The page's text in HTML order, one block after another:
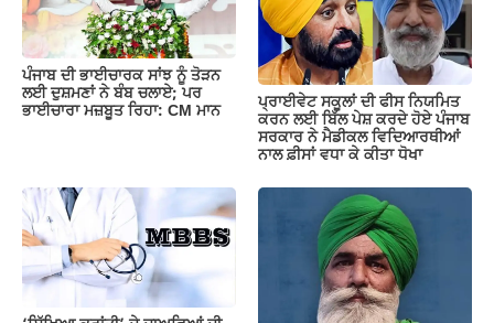
ਪੰਜਾਬ ਦੀ ਭਾਈਚਾਰਕ ਸਾਂਝ ਨੂੰ ਤੋੜਨ
ਲਈ ਦੁਸ਼ਮਣਾਂ ਨੇ ਬੰਬ ਚਲਾਏ; ਪਰ
ਭਾਈਚਾਰਾ ਮਜ਼ਬੂਤ ਰਿਹਾ: CM ਮਾਨ
ਪ੍ਰਾਈਵੇਟ ਸਕੂਲਾਂ ਦੀ ਫੀਸ ਨਿਯਮਿਤ
ਕਰਨ ਲਈ ਬਿੱਲ ਪੇਸ਼ ਕਰਦੇ ਹੋਏ ਪੰਜਾਬ
ਸਰਕਾਰ ਨੇ ਮੈਡੀਕਲ ਵਿਦਿਆਰਥੀਆਂ
ਨਾਲ ਫ਼ੀਸਾਂ ਵਧਾ ਕੇ ਕੀਤਾ ਧੋਖਾ